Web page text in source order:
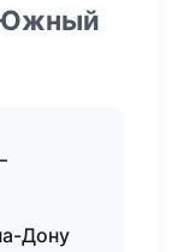
Южный
Дону